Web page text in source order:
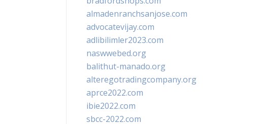
almadenranchsanjose.com
advocatevijay.com
adlibilimler2023.com
naswwebed.org
balithut-manado.org
alteregotradingcompany.org
aprce2022.com
ibie2022.com
sbcc-2022.com